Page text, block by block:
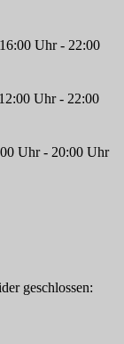
- 22:00
- 22:00
Uhr - 20:00 Uhr
geschlossen: